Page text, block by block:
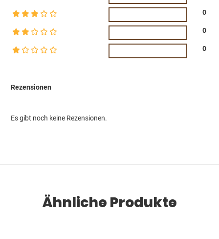
Rezensionen
Es gibt noch keine Rezensionen.
0
0
0
Ähnliche Produkte